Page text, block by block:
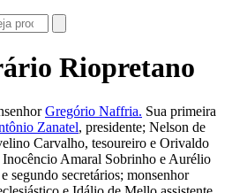
Riopretano
Gregório Naffria. Sua primeira
Zanatel, presidente; Nelson de
Carvalho, tesoureiro e Orivaldo
Inocêncio Amaral Sobrinho e Aurélio
segundo secretários; monsenhor